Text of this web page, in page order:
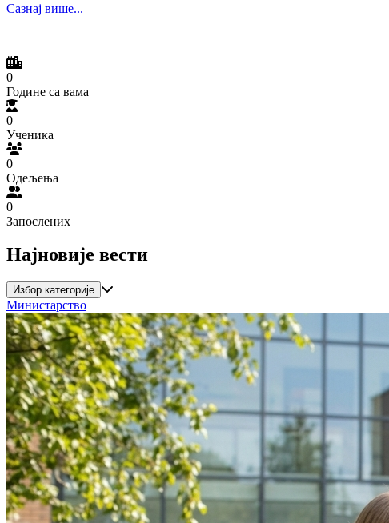
Сазнај више...
0
Године са вама
0
Ученика
0
Одељења
0
Запослених
Најновије вести
Избор категорије
Министарство